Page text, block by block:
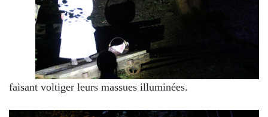
faisant voltiger leurs massues illuminées.